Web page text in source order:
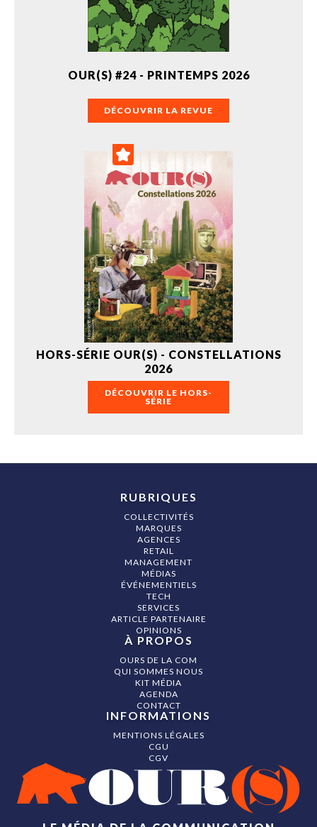
OUR(S) #24 - PRINTEMPS 2026
DÉCOUVRIR LA REVUE
HORS-SÉRIE OUR(S) - CONSTELLATIONS
2026
DÉCOUVRIR LE HORS-
SÉRIE
RUBRIQUES
COLLECTIVITÉS
MARQUES
AGENCES
RETAIL
MANAGEMENT
MÉDIAS
ÉVÉNEMENTIELS
TECH
SERVICES
ARTICLE PARTENAIRE
OPINIONS
À PROPOS
OURS DE LA COM
QUI SOMMES NOUS
KIT MÉDIA
AGENDA
CONTACT
INFORMATIONS
MENTIONS LÉGALES
CGU
CGV